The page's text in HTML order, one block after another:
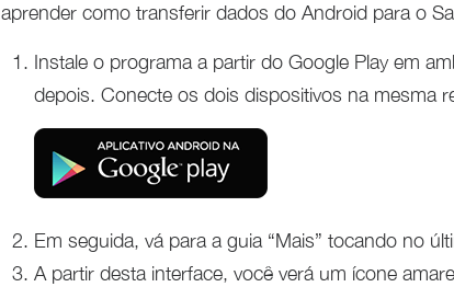
aprender como transferir dados do Android para o
Instale o programa a partir do Google Play em
depois. Conecte os dois dispositivos na mesma
Em seguida, vá para a guia “Mais” tocando no
A partir desta interface, você verá um ícone